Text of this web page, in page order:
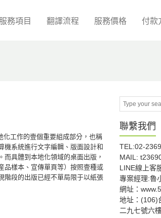
服務項目 翻譯流程 服務價格 付款
工作的壹個重要組成部分，也稱
機系統進行文字編輯、版面設計和
而具體到本地化領域的桌面出版，
品樣本、宣傳單頁等）按照壹種或
階段的出版已經不單局限于以紙張
聯繫我們
TEL:02-
MAIL:
LINE線上客
專案經理:魯
網址：
地址：(106)
二九七號六